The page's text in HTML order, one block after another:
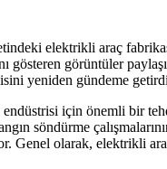
elektrikli araç
gösteren görüntüler
yeniden gündeme
için önemli bir
söndürme
Genel olarak, elektrikli